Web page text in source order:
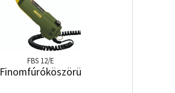
FBS 12/E
Finomfúróköszörü